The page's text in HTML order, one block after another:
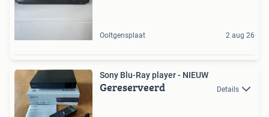
Ooltgensplaat 2 aug 26
Sony Blu-Ray player - NIEUW
Gereserveerd Details